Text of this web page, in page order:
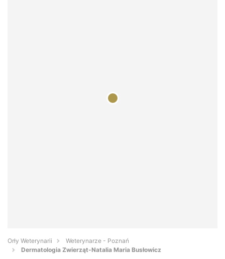
Orły Weterynarii
Weterynarze - Poznań
Dermatologia Zwierząt-Natalia Maria Busłowicz